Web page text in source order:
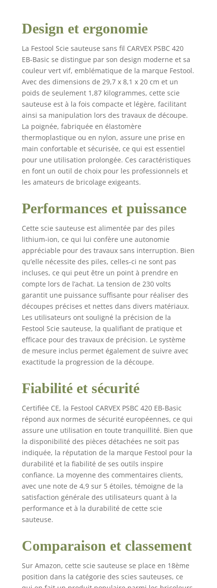
posición Manejo
sencillo gracias a la
empuñadura Softgrip
y a un diseño
ergonómico Ideal en
combinación con la
batería Li-HighPower:
con un peso que no
llega a los 600 gramos,
es un 20 % más ligera
y un 50 % más
compacta que una
batería estándar de
5,2 Ah
Design et ergonomie
La Festool Scie sauteuse sans fil CARVEX PSBC 420
EB-Basic se distingue par son design moderne et sa
couleur vert vif, emblématique de la marque Festool.
Avec des dimensions de 29,7 x 8,1 x 20 cm et un
poids de seulement 1,87 kilogrammes, cette scie
sauteuse est à la fois compacte et légère, facilitant
ainsi sa manipulation lors des travaux de découpe.
La poignée, fabriquée en élastomère
thermoplastique ou en nylon, assure une prise en
main confortable et sécurisée, ce qui est essentiel
pour une utilisation prolongée. Ces caractéristiques
en font un outil de choix pour les professionnels et
les amateurs de bricolage exigeants.
Performances et puissance
Cette scie sauteuse est alimentée par des piles
lithium-ion, ce qui lui confère une autonomie
appréciable pour des travaux sans interruption. Bien
qu’elle nécessite des piles, celles-ci ne sont pas
incluses, ce qui peut être un point à prendre en
compte lors de l’achat. La tension de 230 volts
garantit une puissance suffisante pour réaliser des
découpes précises et nettes dans divers matériaux.
Les utilisateurs ont souligné la précision de la
Festool Scie sauteuse, la qualifiant de pratique et
efficace pour des travaux de précision. Le système
de mesure inclus permet également de suivre avec
exactitude la progression de la découpe.
Fiabilité et sécurité
Certifiée CE, la Festool CARVEX PSBC 420 EB-Basic
répond aux normes de sécurité européennes, ce qui
assure une utilisation en toute tranquillité. Bien que
la disponibilité des pièces détachées ne soit pas
indiquée, la réputation de la marque Festool pour la
durabilité et la fiabilité de ses outils inspire
confiance. La moyenne des commentaires clients,
avec une note de 4,9 sur 5 étoiles, témoigne de la
satisfaction générale des utilisateurs quant à la
performance et à la durabilité de cette scie
sauteuse.
Comparaison et classement
Sur Amazon, cette scie sauteuse se place en 18ème
position dans la catégorie des scies sauteuses, ce